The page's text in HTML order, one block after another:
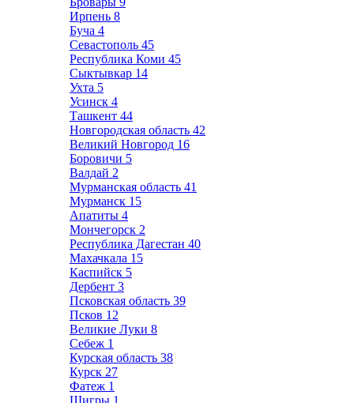
Ирпень 8
Буча 4
Севастополь 45
Республика Коми 45
Сыктывкар 14
Ухта 5
Усинск 4
Ташкент 44
Новгородская область 42
Великий Новгород 16
Боровичи 5
Валдай 2
Мурманская область 41
Мурманск 15
Апатиты 4
Мончегорск 2
Республика Дагестан 40
Махачкала 15
Каспийск 5
Дербент 3
Псковская область 39
Псков 12
Великие Луки 8
Себеж 1
Курская область 38
Курск 27
Фатеж 1
Щигры 1